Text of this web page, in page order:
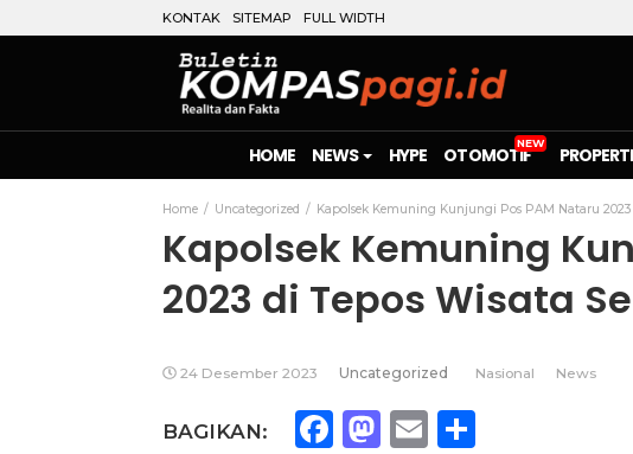
KONTAK SITEMAP FULL WIDTH
HOME NEWS HYPE OTOMOTIF PROPERTI
Home Uncategorized Kapolsek Kemuning Kunjungi Pos PAM Nataru 2023
Kapolsek Kemuning
2023 di Tepos Wisata
24 Desember 2023 Uncategorized Nasional News
BAGIKAN: Facebook
Mastodon
Email